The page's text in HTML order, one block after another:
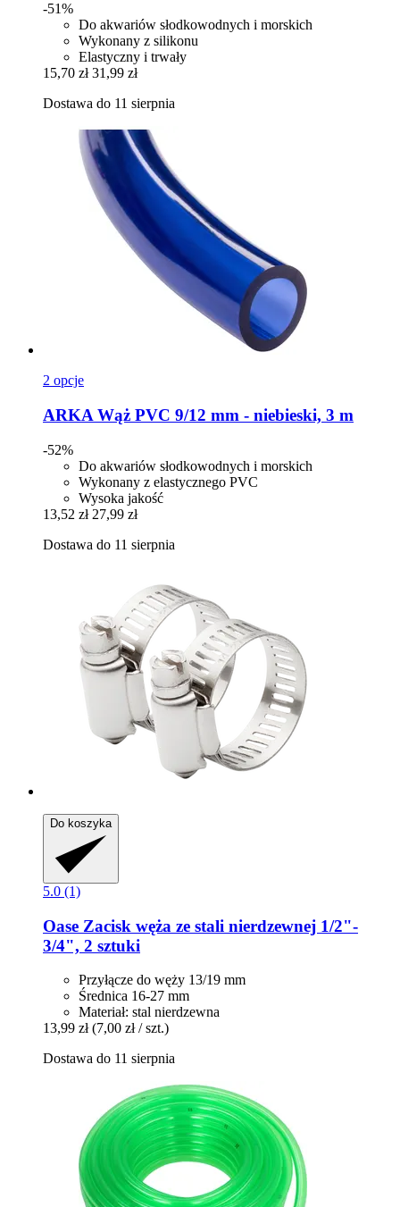
-51%
Do akwariów słodkowodnych i morskich
Wykonany z silikonu
Elastyczny i trwały
15,70 zł 31,99 zł
Dostawa do 11 sierpnia
2 opcje
ARKA Wąż PVC 9/12 mm -​ niebieski, 3 m
-52%
Do akwariów słodkowodnych i morskich
Wykonany z elastycznego PVC
Wysoka jakość
13,52 zł 27,99 zł
Dostawa do 11 sierpnia
Do koszyka
5.0 (1)
Oase Zacisk węża ze stali nierdzewnej 1/2"-​
3/4", 2 sztuki
Przyłącze do węży 13/19 mm
Średnica 16-27 mm
Materiał: stal nierdzewna
13,99 zł (7,00 zł / szt.)
Dostawa do 11 sierpnia